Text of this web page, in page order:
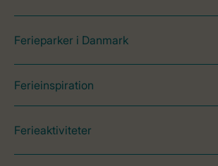
Ferieparker i Danmark
Ferieinspiration
Ferieaktiviteter